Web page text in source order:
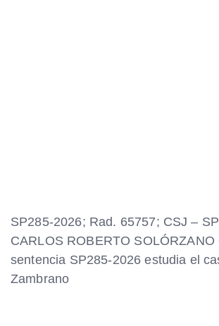
SP285-2026; Rad. 65757; CSJ –
CARLOS ROBERTO SOLÓRZANO
sentencia SP285-2026 estudia el
Zambrano